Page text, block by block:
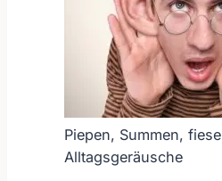
Piepen, Summen, fiese
Alltagsgeräusche